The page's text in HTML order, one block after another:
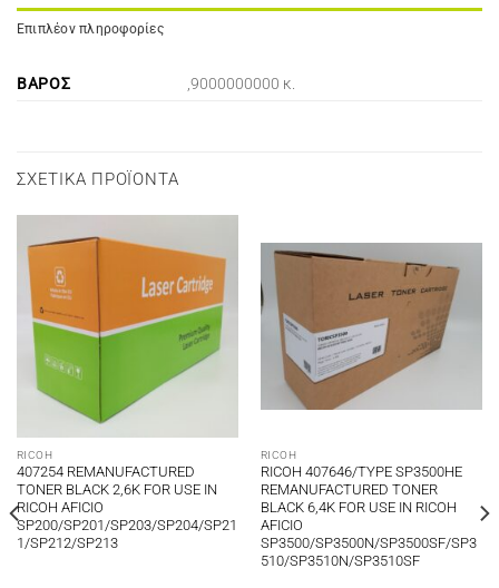
Επιπλέον πληροφορίες
ΒΆΡΟΣ ,9000000000 κ.
ΣΧΕΤΙΚΆ ΠΡΟΪΌΝΤΑ
RICOH
407254 REMANUFACTURED
TONER BLACK 2,6K FOR USE IN
RICOH AFICIO
SP200/SP201/SP203/SP204/SP21
1/SP212/SP213
RICOH
RICOH 407646/TYPE SP3500HE
REMANUFACTURED TONER
BLACK 6,4K FOR USE IN RICOH
AFICIO
SP3500/SP3500N/SP3500SF/SP3
510/SP3510N/SP3510SF